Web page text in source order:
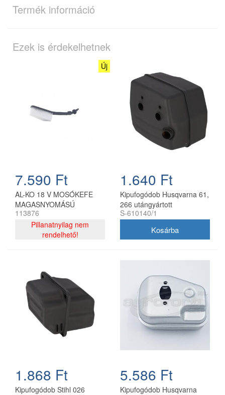
Termék információ
Ezek is érdekelhetnek
Új
7.590 Ft
AL-KO 18 V MOSÓKEFE
MAGASNYOMÁSÚ
MOSÓHOZ KIFUTÓ
TERMÉK
113876
Pillanatnyilag nem
rendelhető!
1.640 Ft
Kipufogódob Husqvarna 61,
266 utángyártott
S-610140/1
1.868 Ft
Kipufogódob Stihl 026
5.586 Ft
Kipufogódob Husqvarna